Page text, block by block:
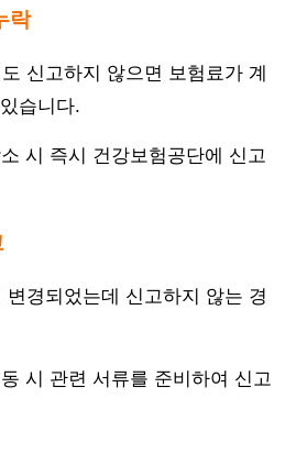
락
신고하지 않으면 보험료가 계
습니다.
시 즉시 건강보험공단에 신고
경되었는데 신고하지 않는 경
시 관련 서류를 준비하여 신고